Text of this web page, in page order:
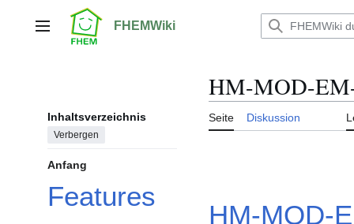
springenHauptmenü FHEMWiki
Inhaltsverzeichnis
Verbergen
Anfang
Features
HM-MOD-
Seite Diskussion
HM-MOD-